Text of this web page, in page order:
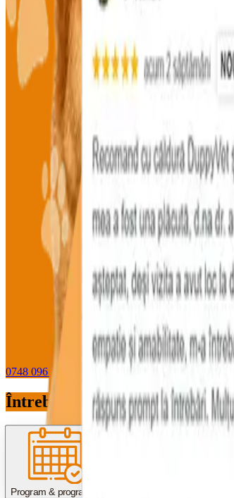
0748 096 612 WhatsApp
Întrebări pe care le primim des
Program & programări